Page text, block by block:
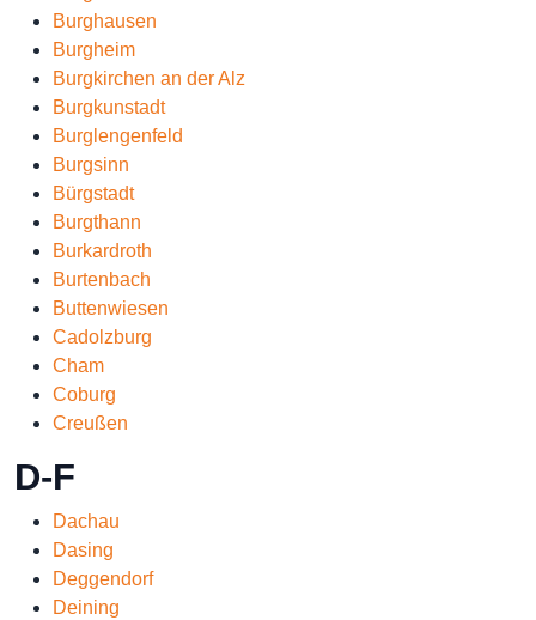
Burghausen
Burgheim
Burgkirchen an der Alz
Burgkunstadt
Burglengenfeld
Burgsinn
Bürgstadt
Burgthann
Burkardroth
Burtenbach
Buttenwiesen
Cadolzburg
Cham
Coburg
Creußen
D-F
Dachau
Dasing
Deggendorf
Deining